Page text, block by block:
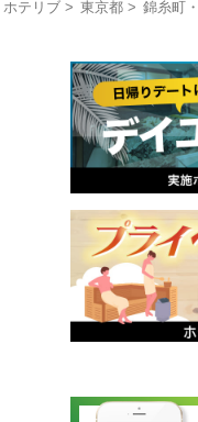
ホテリブ 東京都 錦糸町